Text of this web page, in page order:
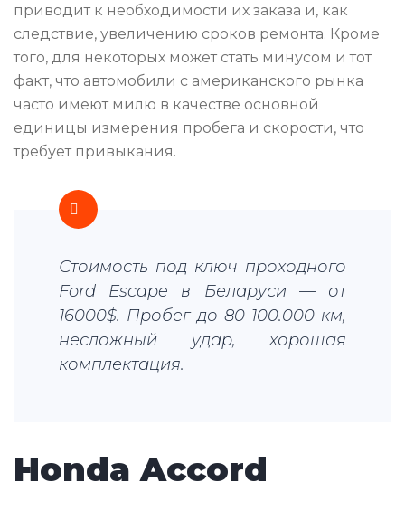
приводит к необходимости их заказа и, как
следствие, увеличению сроков ремонта. Кроме
того, для некоторых может стать минусом и тот
факт, что автомобили с американского рынка
часто имеют милю в качестве основной
единицы измерения пробега и скорости, что
требует привыкания.
Стоимость под ключ проходного
Ford Escape в Беларуси — от
16000$. Пробег до 80-100.000 км,
несложный удар, хорошая
комплектация.
Honda Accord